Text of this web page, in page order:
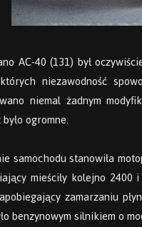
AC-40 (131) był
niezawodność
niemal żadnym
ogromne.
samochodu stanowiła
mieściły kolejno
zamarzaniu
benzynowym silnikiem o